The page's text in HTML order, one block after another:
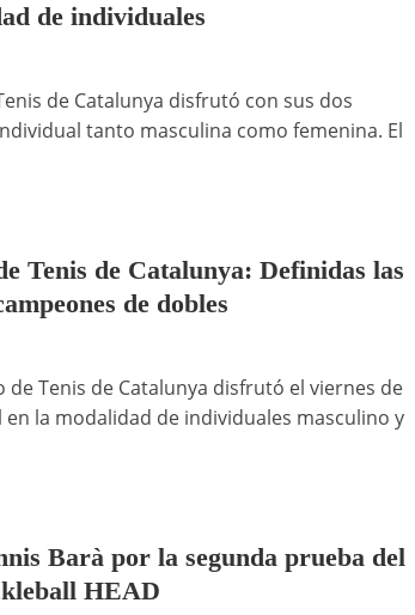
de individuales
de Catalunya disfrutó con sus dos
tanto masculina como femenina. El
Tenis de Catalunya: Definidas las
de dobles
de Tenis de Catalunya disfrutó el viernes de
la modalidad de individuales masculino y
Barà por la segunda prueba del
HEAD